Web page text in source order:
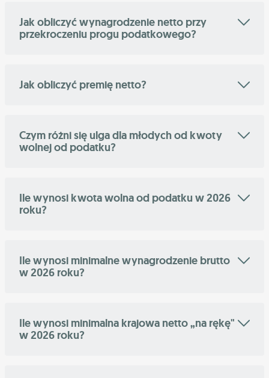
Jak obliczyć wynagrodzenie netto przy
przekroczeniu progu podatkowego?
Jak obliczyć premię netto?
Czym różni się ulga dla młodych od kwoty
wolnej od podatku?
Ile wynosi kwota wolna od podatku w 2026
roku?
Ile wynosi minimalne wynagrodzenie brutto
w 2026 roku?
Ile wynosi minimalna krajowa netto „na rękę"
w 2026 roku?